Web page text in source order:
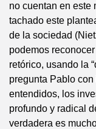
no cuentan en este
tachado este
de la sociedad
podemos
retórico, usando la
pregunta Pablo
entendidos, los
profundo y radical
verdadera es